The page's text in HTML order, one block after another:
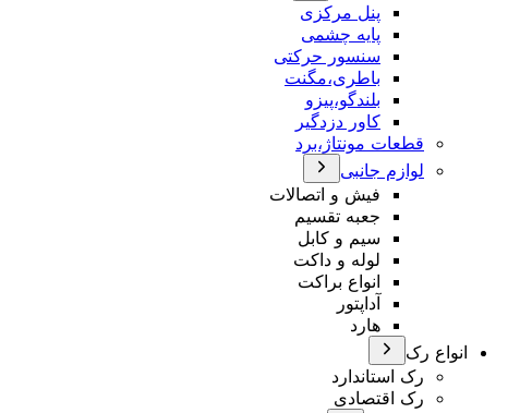
پنل مرکزی
پایه چشمی
سنسور حرکتی
باطری،مگنت
بلندگو،پیزو
کاور دزدگیر
قطعات مونتاژ،برد
لوازم جانبی
فیش و اتصالات
جعبه تقسیم
سیم و کابل
لوله و داکت
انواع براکت
آداپتور
هارد
انواع رک
رک استاندارد
رک اقتصادی